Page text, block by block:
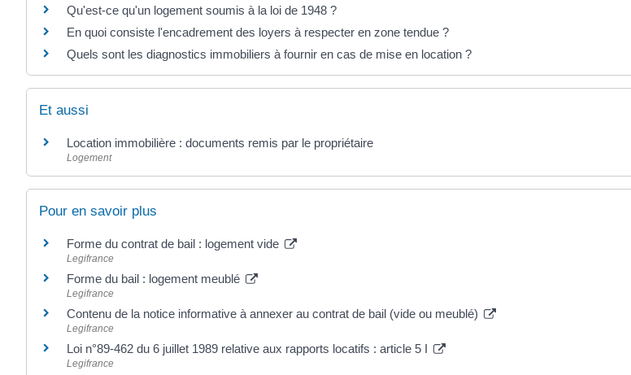
Qu'est-ce qu'un logement soumis à la loi de 1948 ?
En quoi consiste l'encadrement des loyers à respecter en zone tendue ?
Quels sont les diagnostics immobiliers à fournir en cas de mise en location ?
Et aussi
Location immobilière : documents remis par le propriétaire
Logement
Pour en savoir plus
Forme du contrat de bail : logement vide
Legifrance
Forme du bail : logement meublé
Legifrance
Contenu de la notice informative à annexer au contrat de bail (vide ou meublé)
Legifrance
Loi n°89-462 du 6 juillet 1989 relative aux rapports locatifs : article 5 I
Legifrance